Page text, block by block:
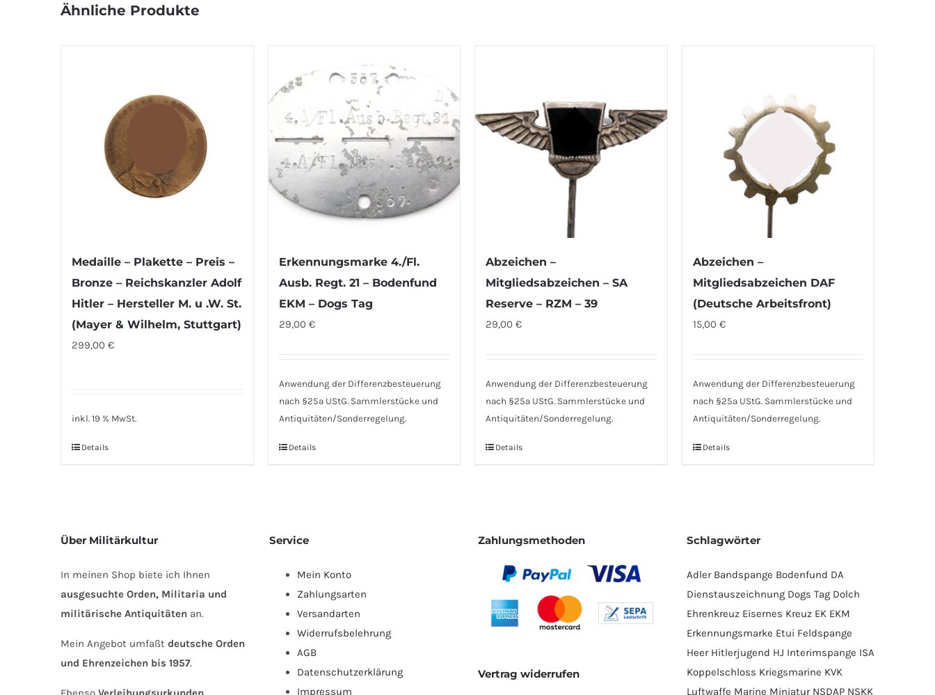
Ähnliche Produkte
Medaille – Plakette – Preis –
Bronze – Reichskanzler Adolf
Hitler – Hersteller M. u .W. St.
(Mayer & Wilhelm, Stuttgart)
299,00 €
inkl. 19 % MwSt.
Details
Erkennungsmarke 4./Fl.
Ausb. Regt. 21 – Bodenfund
EKM – Dogs Tag
29,00 €
Anwendung der Differenzbesteuerung
nach §25a UStG. Sammlerstücke und
Antiquitäten/Sonderregelung.
Details
Abzeichen –
Mitgliedsabzeichen – SA
Reserve – RZM – 39
29,00 €
Anwendung der Differenzbesteuerung
nach §25a UStG. Sammlerstücke und
Antiquitäten/Sonderregelung.
Details
Abzeichen –
Mitgliedsabzeichen DAF
(Deutsche Arbeitsfront)
15,00 €
Anwendung der Differenzbesteuerung
nach §25a UStG. Sammlerstücke und
Antiquitäten/Sonderregelung.
Details
Über Militärkultur
In meinen Shop biete ich Ihnen
ausgesuchte Orden, Militaria und
militärische Antiquitäten an.
Mein Angebot umfaßt deutsche Orden
und Ehrenzeichen bis 1957.
Service
Mein Konto
Zahlungsarten
Versandarten
Widerrufsbelehrung
AGB
Datenschutzerklärung
Impressum
Zahlungsmethoden
Vertrag widerrufen
Schlagwörter
Adler Bandspange Bodenfund DA
Dienstauszeichnung Dogs Tag Dolch
Ehrenkreuz Eisernes Kreuz EK EKM
Erkennungsmarke Etui Feldspange
Heer Hitlerjugend HJ Interimspange ISA
Koppelschloss Kriegsmarine KVK
Luftwaffe Marine Miniatur NSDAP NSKK